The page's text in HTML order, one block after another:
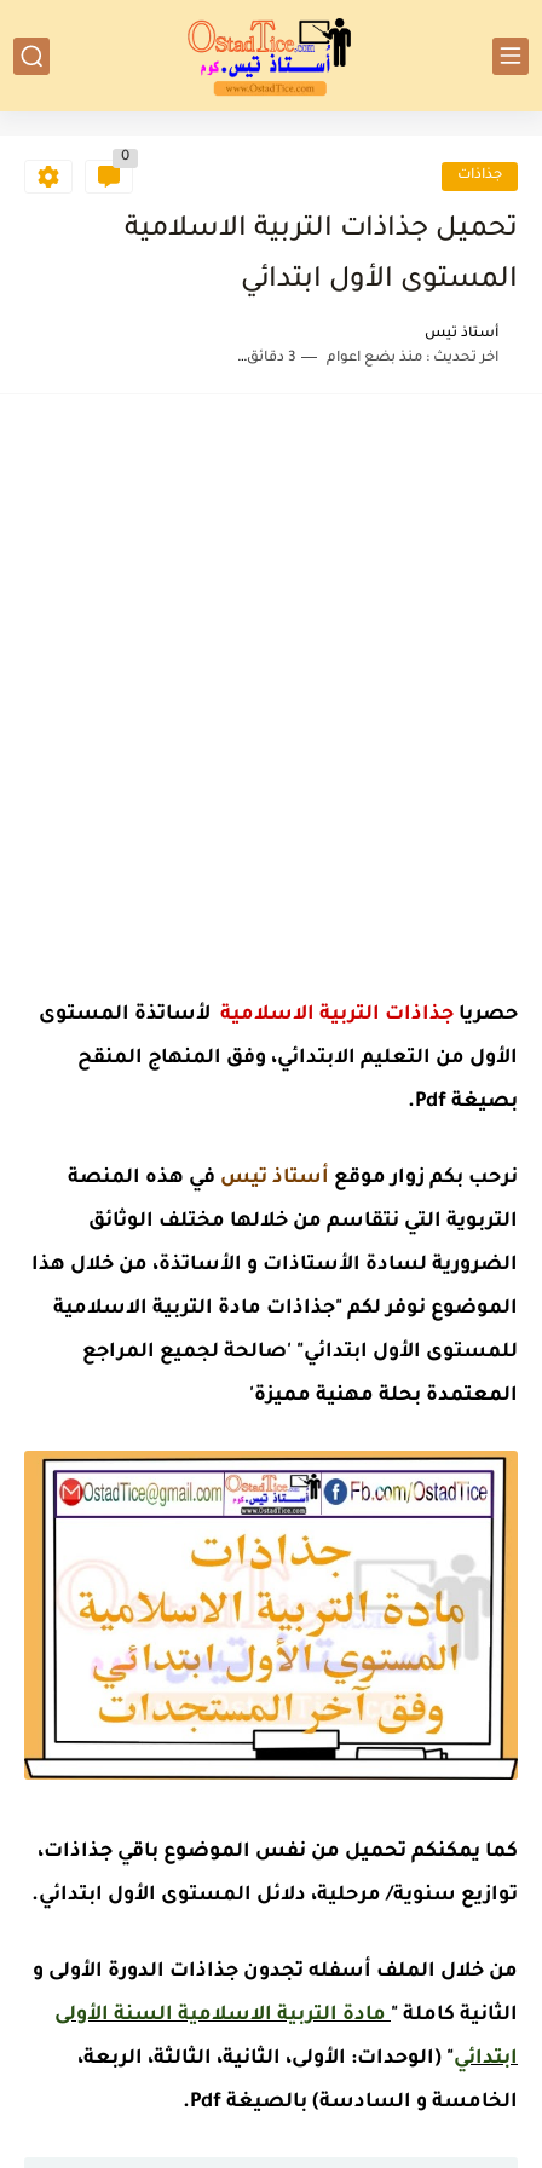
جذاذات
0
تحميل جذاذات التربية الاسلامية
المستوى الأول ابتدائي
أستاذ تيس
اخر تحديث :منذ بضع اعوام 3 دقائق للقراءة
حصريا جذاذات التربية الاسلامية لأساتذة المستوى
الأول من التعليم الابتدائي، وفق المنهاج المنقح
بصيغة Pdf.
نرحب بكم زوار موقع أستاذ تيس في هذه المنصة
التربوية التي نتقاسم من خلالها مختلف الوثائق
الضرورية لسادة الأستاذات و الأساتذة، من خلال هذا
الموضوع نوفر لكم "جذاذات مادة التربية الاسلامية
للمستوى الأول ابتدائي" 'صالحة لجميع المراجع
المعتمدة بحلة مهنية مميزة'
كما يمكنكم تحميل من نفس الموضوع باقي جذاذات،
توازيع سنوية/ مرحلية، دلائل المستوى الأول ابتدائي.
من خلال الملف أسفله تجدون جذاذات الدورة الأولى و
الثانية كاملة "مادة التربية الاسلامية السنة الأولى
ابتدائي" (الوحدات: الأولى، الثانية، الثالثة، الربعة،
الخامسة و السادسة) بالصيغة Pdf.